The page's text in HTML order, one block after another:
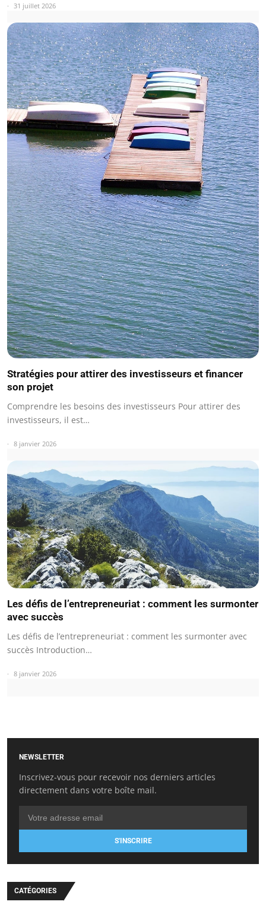
31 juillet 2026
Stratégies pour attirer des investisseurs et financer
son projet
Comprendre les besoins des investisseurs Pour attirer des
investisseurs, il est…
8 janvier 2026
Les défis de l’entrepreneuriat : comment les surmonter
avec succès
Les défis de l’entrepreneuriat : comment les surmonter avec
succès Introduction…
8 janvier 2026
NEWSLETTER
Inscrivez-vous pour recevoir nos derniers articles
directement dans votre boîte mail.
S'INSCRIRE
CATÉGORIES